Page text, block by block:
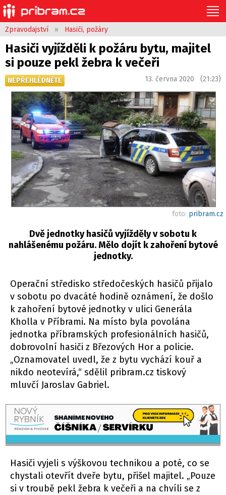
Zpravodajství » Hasiči, požáry
Hasiči vyjížděli k požáru bytu, majitel
si pouze pekl žebra k večeři
NEPŘEHLÉDNĚTE 13. června 2020 (21:23)
foto: pribram.cz
Dvě jednotky hasičů vyjížděly v sobotu k
nahlášenému požáru. Mělo dojít k zahoření bytové
jednotky.
Operační středisko středočeských hasičů přijalo
v sobotu po dvacáté hodině oznámení, že došlo
k zahoření bytové jednotky v ulici Generála
Kholla v Příbrami. Na místo byla povolána
jednotka příbramských profesionálních hasičů,
dobrovolní hasiči z Březových Hor a policie.
„Oznamovatel uvedl, že z bytu vychází kouř a
nikdo neotevírá,“ sdělil pribram.cz tiskový
mluvčí Jaroslav Gabriel.
Hasiči vyjeli s výškovou technikou a poté, co se
chystali otevřít dveře bytu, přišel majitel. „Pouze
si v troubě pekl žebra k večeři a na chvíli se z